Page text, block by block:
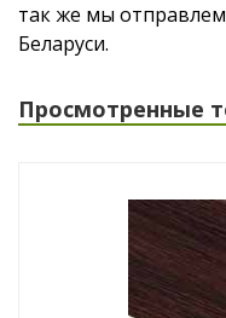
так же мы
Беларуси.
Просмотренные